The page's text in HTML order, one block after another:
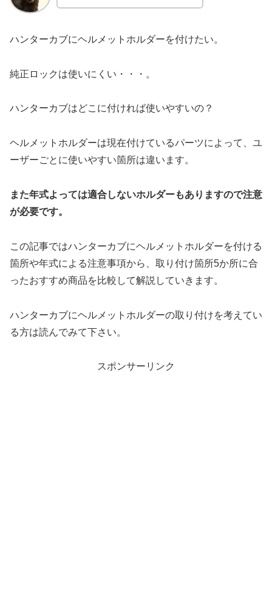
ハンターカブにヘルメットホルダーを付けたい。
純正ロックは使いにくい・・・。
ハンターカブはどこに付ければ使いやすいの？
ヘルメットホルダーは現在付けているパーツによって、ユ
ーザーごとに使いやすい箇所は違います。
また年式よっては適合しないホルダーもありますので注意
が必要です。
この記事ではハンターカブにヘルメットホルダーを付ける
箇所や年式による注意事項から、取り付け箇所5か所に合
ったおすすめ商品を比較して解説していきます。
ハンターカブにヘルメットホルダーの取り付けを考えてい
る方は読んでみて下さい。
スポンサーリンク